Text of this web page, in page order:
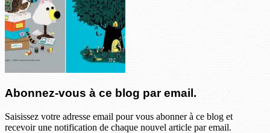
Abonnez-vous à ce blog par email.
Saisissez votre adresse email pour vous abonner à ce blog et
recevoir une notification de chaque nouvel article par email.